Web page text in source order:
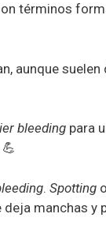
términos
aunque suelen
bleeding para
. Spotting o
manchas y